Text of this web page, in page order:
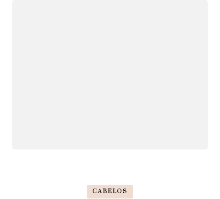
CABELOS